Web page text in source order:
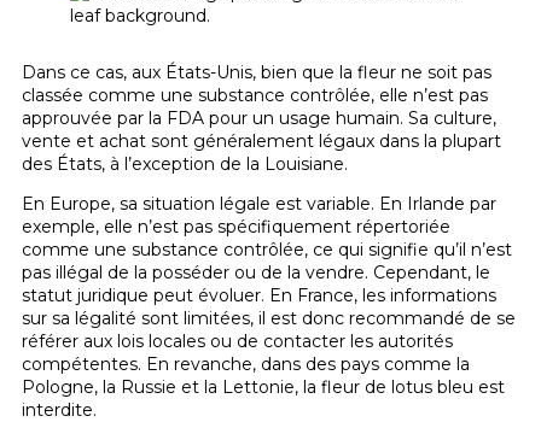
Dans ce cas, aux États-Unis, bien que la fleur ne soit pas
classée comme une substance contrôlée, elle n’est pas
approuvée par la FDA pour un usage humain. Sa culture,
vente et achat sont généralement légaux dans la plupart
des États, à l’exception de la Louisiane.
En Europe, sa situation légale est variable. En Irlande par
exemple, elle n’est pas spécifiquement répertoriée
comme une substance contrôlée, ce qui signifie qu’il n’est
pas illégal de la posséder ou de la vendre. Cependant, le
statut juridique peut évoluer. En France, les informations
sur sa légalité sont limitées, il est donc recommandé de se
référer aux lois locales ou de contacter les autorités
compétentes. En revanche, dans des pays comme la
Pologne, la Russie et la Lettonie, la fleur de lotus bleu est
interdite.